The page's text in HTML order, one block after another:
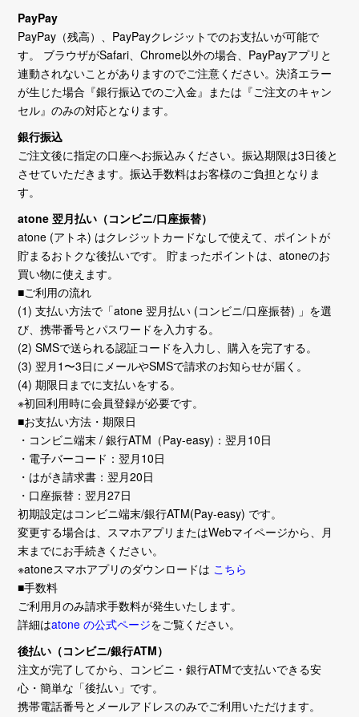
PayPay
PayPay（残高）、PayPayクレジットでのお支払いが可能で
す。 ブラウザがSafari、Chrome以外の場合、PayPayアプリと
連動されないことがありますのでご注意ください。決済エラー
が生じた場合『銀行振込でのご入金』または『ご注文のキャン
セル』のみの対応となります。
銀行振込
ご注文後に指定の口座へお振込みください。振込期限は3日後と
させていただきます。振込手数料はお客様のご負担となりま
す。
atone 翌月払い（コンビニ/口座振替）
atone (アトネ) はクレジットカードなしで使えて、ポイントが
貯まるおトクな後払いです。 貯まったポイントは、atoneのお
買い物に使えます。
■ご利用の流れ
(1) 支払い方法で「atone 翌月払い (コンビニ/口座振替) 」を選
び、携帯番号とパスワードを入力する。
(2) SMSで送られる認証コードを入力し、購入を完了する。
(3) 翌月1〜3日にメールやSMSで請求のお知らせが届く。
(4) 期限日までに支払いをする。
※初回利用時に会員登録が必要です。
■お支払い方法・期限日
・コンビニ端末 / 銀行ATM（Pay-easy)：翌月10日
・電子バーコード：翌月10日
・はがき請求書：翌月20日
・口座振替：翌月27日
初期設定はコンビニ端末/銀行ATM(Pay-easy) です。
変更する場合は、スマホアプリまたはWebマイページから、月
末までにお手続きください。
※atoneスマホアプリのダウンロードは こちら
■手数料
ご利用月のみ請求手数料が発生いたします。
詳細はatone の公式ページをご覧ください。
後払い（コンビニ/銀行ATM）
注文が完了してから、コンビニ・銀行ATMで支払いできる安
心・簡単な「後払い」です。
携帯電話番号とメールアドレスのみでご利用いただけます。